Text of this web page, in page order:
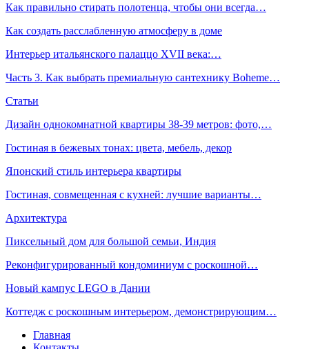
Как правильно стирать полотенца, чтобы они всегда…
Как создать расслабленную атмосферу в доме
Интерьер итальянского палаццо XVII века:…
Часть 3. Как выбрать премиальную сантехнику Boheme…
Статьи
Дизайн однокомнатной квартиры 38-39 метров: фото,…
Гостиная в бежевых тонах: цвета, мебель, декор
Японский стиль интерьера квартиры
Гостиная, совмещенная с кухней: лучшие варианты…
Архитектура
Пиксельный дом для большой семьи, Индия
Реконфигурированный кондоминиум с роскошной…
Новый кампус LEGO в Дании
Коттедж с роскошным интерьером, демонстрирующим…
Главная